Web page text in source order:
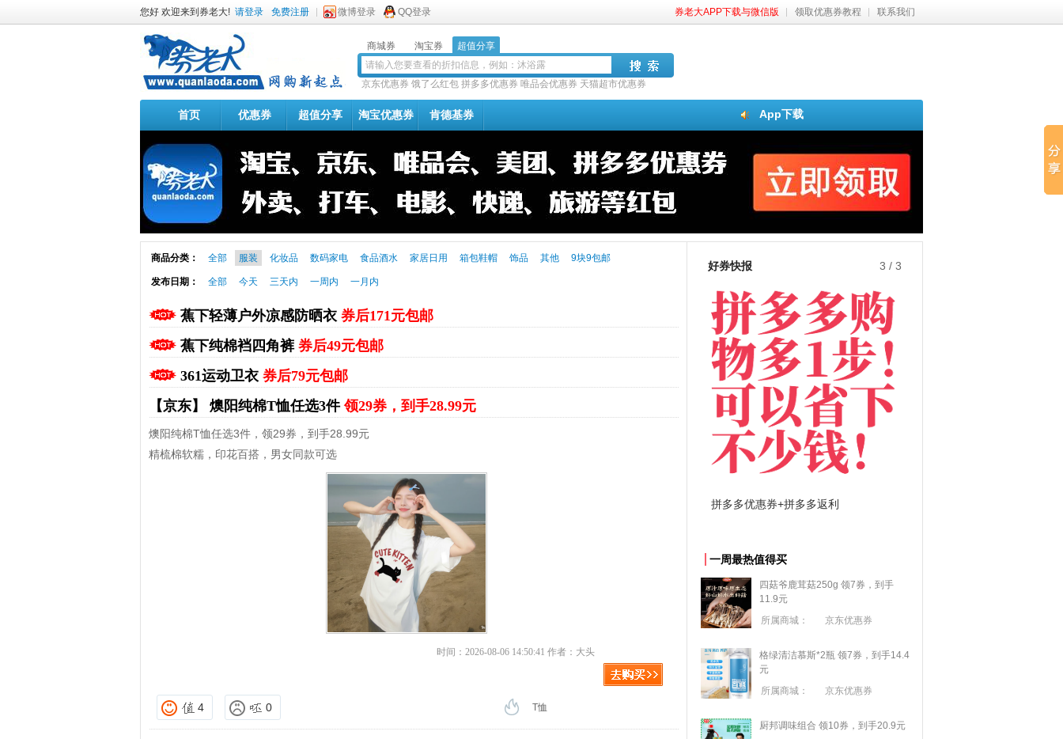
您好 欢迎来到券老大! 请登录 免费注册 微博登录 QQ登录 券老大APP下载与微信版 领取优惠券教程 联系我们
商城券 淘宝券 超值分享
京东优惠券 饿了么红包 拼多多优惠券 唯品会优惠券 天猫超市优惠券
App下载
首页 优惠券 超值分享 淘宝优惠券 肯德基券
商品分类： 全部 服装 化妆品 数码家电 食品酒水 家居日用 箱包鞋帽 饰品 其他 9块9包邮
发布日期： 全部 今天 三天内 一周内 一月内
蕉下轻薄户外凉感防晒衣 券后171元包邮
蕉下纯棉裆四角裤 券后49元包邮
361运动卫衣 券后79元包邮
【京东】 燠阳纯棉T恤任选3件领29券，到手28.99元
燠阳纯棉T恤任选3件，领29券，到手28.99元
精梳棉软糯，印花百搭，男女同款可选
时间：2026-08-06 14:50:41 作者：大头
4 0 T恤
好券快报 3 / 3
拼多多优惠券+拼多多返利
一周最热值得买
四菇爷鹿茸菇250g 领7券，到手
11.9元
所属商城：
京东优惠券
格绿清洁慕斯*2瓶 领7券，到手14.4
元
所属商城：
京东优惠券
厨邦调味组合 领10券，到手20.9元